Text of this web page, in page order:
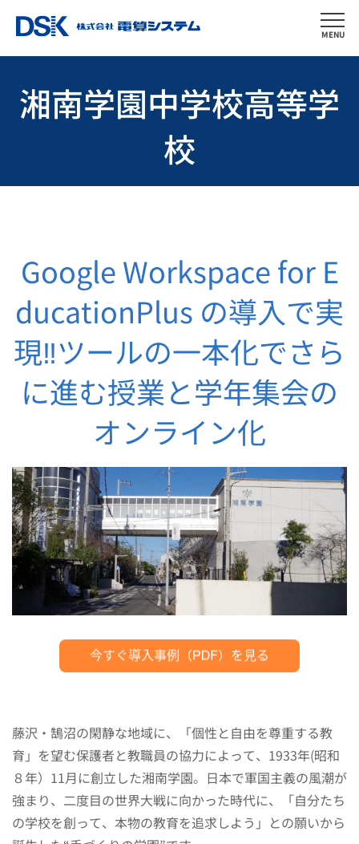
MENU
湘南学園中学校高等学
校
Google Workspace for E
ducationPlus の導入で実
現‼ツールの一本化でさら
に進む授業と学年集会の
オンライン化
藤沢・鵠沼の閑静な地域に、「個性と自由を尊重する教
育」を望む保護者と教職員の協力によって、1933年(昭和
８年）11月に創立した湘南学園。日本で軍国主義の風潮が
強まり、二度目の世界大戦に向かった時代に、「自分たち
の学校を創って、本物の教育を追求しよう」との願いから